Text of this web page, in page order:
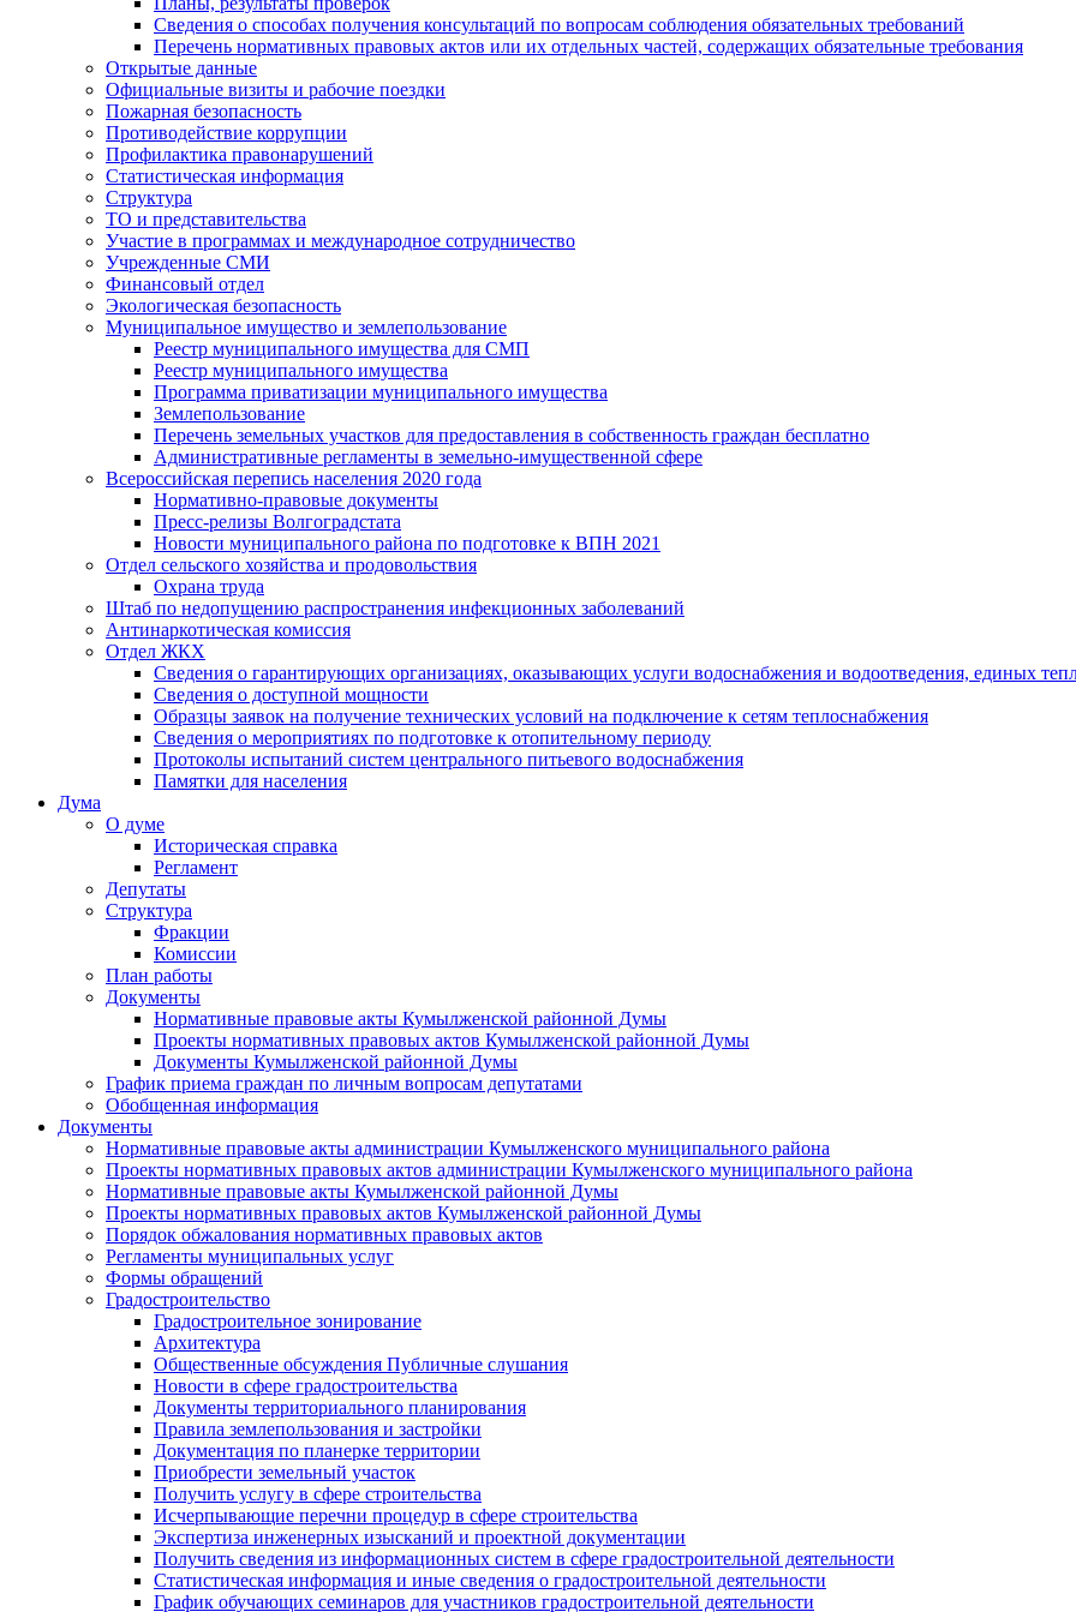
Сведения о способах получения консультаций по вопросам соблюдения обязательных требований
Перечень нормативных правовых актов или их отдельных частей, содержащих обязательные требования
Открытые данные
Официальные визиты и рабочие поездки
Пожарная безопасность
Противодействие коррупции
Профилактика правонарушений
Статистическая информация
Структура
ТО и представительства
Участие в программах и международное сотрудничество
Учрежденные СМИ
Финансовый отдел
Экологическая безопасность
Муниципальное имущество и землепользование
Реестр муниципального имущества для СМП
Реестр муниципального имущества
Программа приватизации муниципального имущества
Землепользование
Перечень земельных участков для предоставления в собственность граждан бесплатно
Административные регламенты в земельно-имущественной сфере
Всероссийская перепись населения 2020 года
Нормативно-правовые документы
Пресс-релизы Волгоградстата
Новости муниципального района по подготовке к ВПН 2021
Отдел сельского хозяйства и продовольствия
Охрана труда
Штаб по недопущению распространения инфекционных заболеваний
Антинаркотическая комиссия
Отдел ЖКХ
Сведения о гарантирующих организациях, оказывающих услуги водоснабжения и водоотведения, единых
Сведения о доступной мощности
Образцы заявок на получение технических условий на подключение к сетям теплоснабжения
Сведения о мероприятиях по подготовке к отопительному периоду
Протоколы испытаний систем центрального питьевого водоснабжения
Памятки для населения
Дума
О думе
Историческая справка
Регламент
Депутаты
Структура
Фракции
Комиссии
План работы
Документы
Нормативные правовые акты Кумылженской районной Думы
Проекты нормативных правовых актов Кумылженской районной Думы
Документы Кумылженской районной Думы
График приема граждан по личным вопросам депутатами
Обобщенная информация
Документы
Нормативные правовые акты администрации Кумылженского муниципального района
Проекты нормативных правовых актов администрации Кумылженского муниципального района
Нормативные правовые акты Кумылженской районной Думы
Проекты нормативных правовых актов Кумылженской районной Думы
Порядок обжалования нормативных правовых актов
Регламенты муниципальных услуг
Формы обращений
Градостроительство
Градостроительное зонирование
Архитектура
Общественные обсуждения Публичные слушания
Новости в сфере градостроительства
Документы территориального планирования
Правила землепользования и застройки
Документация по планерке территории
Приобрести земельный участок
Получить услугу в сфере строительства
Исчерпывающие перечни процедур в сфере строительства
Экспертиза инженерных изысканий и проектной документации
Получить сведения из информационных систем в сфере градостроительной деятельности
Статистическая информация и иные сведения о градостроительной деятельности
График обучающих семинаров для участников градостроительной деятельности